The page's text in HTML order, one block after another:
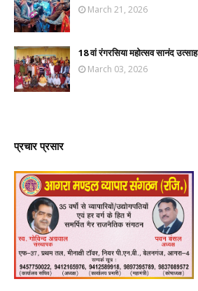
March 21, 2026
18 वां रंगरसिया महोत्सव सानंद
March 03, 2026
प्रचार प्रसार